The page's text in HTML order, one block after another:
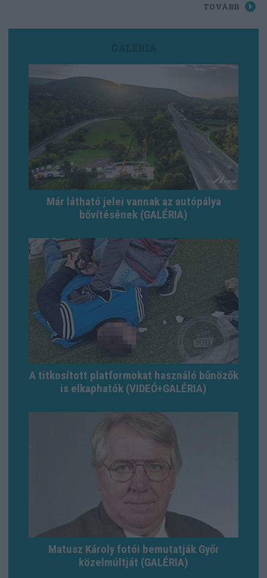
TOVÁBB
Már látható jelei vannak az autópálya
bővítésének (GALÉRIA)
A titkosított platformokat használó bűnözők
is elkaphatók (VIDEÓ+GALÉRIA)
Matusz Károly fotói bemutatják Győr
közelmúltját (GALÉRIA)